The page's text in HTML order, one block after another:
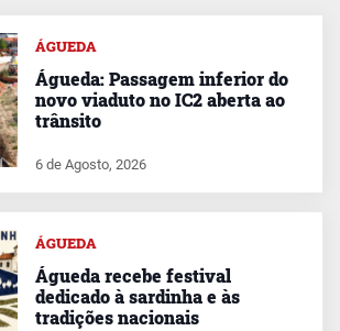
ÁGUEDA
Águeda: Passagem inferior do
novo viaduto no IC2 aberta ao
trânsito
6 de Agosto, 2026
ÁGUEDA
Águeda recebe festival
dedicado à sardinha e às
tradições nacionais